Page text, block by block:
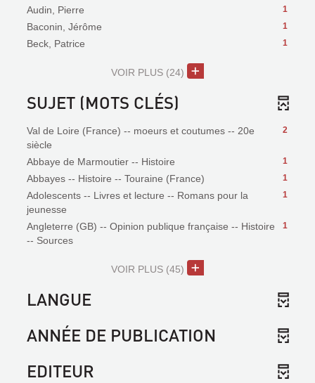
1
Audin, Pierre
1
Baconin, Jérôme
1
Beck, Patrice
VOIR PLUS (24)
SUJET (MOTS CLÉS)
2
Val de Loire (France) -- moeurs et coutumes -- 20e
siècle
1
Abbaye de Marmoutier -- Histoire
1
Abbayes -- Histoire -- Touraine (France)
1
Adolescents -- Livres et lecture -- Romans pour la
jeunesse
1
Angleterre (GB) -- Opinion publique française -- Histoire
-- Sources
VOIR PLUS (45)
LANGUE
ANNÉE DE PUBLICATION
EDITEUR